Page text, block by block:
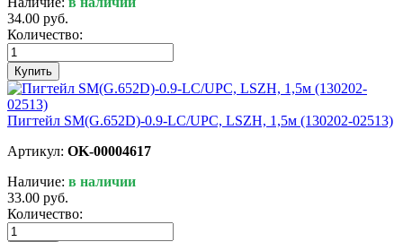
34.00 руб.
Количество:
Купить
Пигтейл SM(G.652D)-0.9-LC/UPC, LSZH, 1,5м (130202-02513)
Артикул: OK-00004617
Наличие: в наличии
33.00 руб.
Количество: